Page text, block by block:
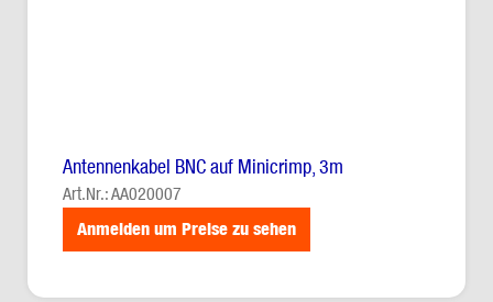
Antennenkabel BNC auf Minicrimp, 3m
Art.Nr.: AA020007
Anmelden um Preise zu sehen